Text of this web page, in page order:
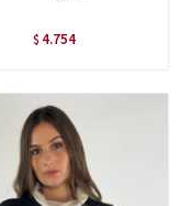
$ 4.754